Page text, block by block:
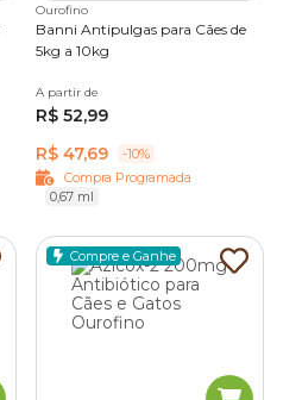
Ourofino
Banni Antipulgas para Cães de
5kg a 10kg
A partir de
R$ 52,99
R$ 47,69
-10%
Compra Programada
0,67 ml
Compre e Ganhe